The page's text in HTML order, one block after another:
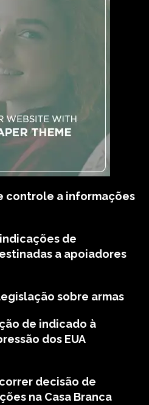
controle a informações
de
a apoiadores
sobre armas
de indicado à
dos EUA
decisão de
na Casa Branca